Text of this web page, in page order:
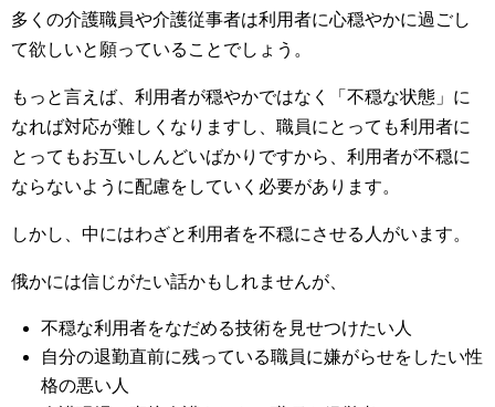
多くの介護職員や介護従事者は利用者に心穏やかに過ごし
て欲しいと願っていることでしょう。
もっと言えば、利用者が穏やかではなく「不穏な状態」に
なれば対応が難しくなりますし、職員にとっても利用者に
とってもお互いしんどいばかりですから、利用者が不穏に
ならないように配慮をしていく必要があります。
しかし、中にはわざと利用者を不穏にさせる人がいます。
俄かには信じがたい話かもしれませんが、
不穏な利用者をなだめる技術を見せつけたい人
自分の退勤直前に残っている職員に嫌がらせをしたい性
格の悪い人